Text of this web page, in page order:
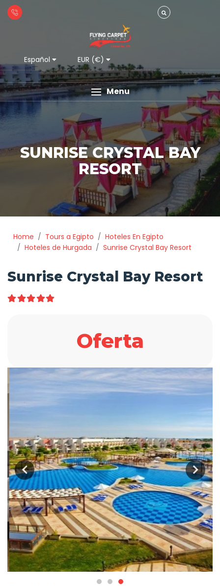
Español EUR (€)
Menu
SUNRISE CRYSTAL BAY
RESORT
Home Tours a Egipto
Hoteles En Egipto
Hoteles de Hurgada
Sunrise Crystal Bay Resort
Sunrise Crystal Bay Resort
Oferta